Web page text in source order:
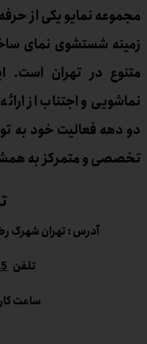
مجموعه نمایو یکی از
زمینه شستشوی نمای
متنوع در تهران است.
نماشویی و اجتناب از
دو دهه فعالیت خود به
تخصصی و متمرکز به
آدرس : تهران شهرک
تلفن021
ساعت کاری: 8 صبح تا 5